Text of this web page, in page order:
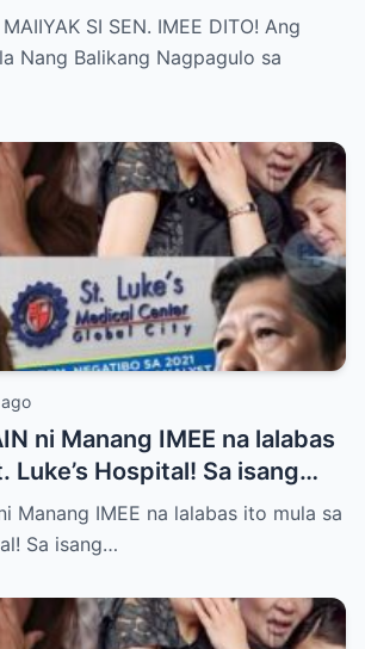
Ano ang matinding nangyari
SI SEN. IMEE DITO! Ang
Nang Balikang Nagpagulo sa
ni Manang IMEE na lalabas
Hospital! Sa isang
hapon sa
si Manang IMEE, isang
naglakad papasok sa St.
para sa isang ordinaryong
Manang IMEE na lalabas ito mula sa
Sa isang…